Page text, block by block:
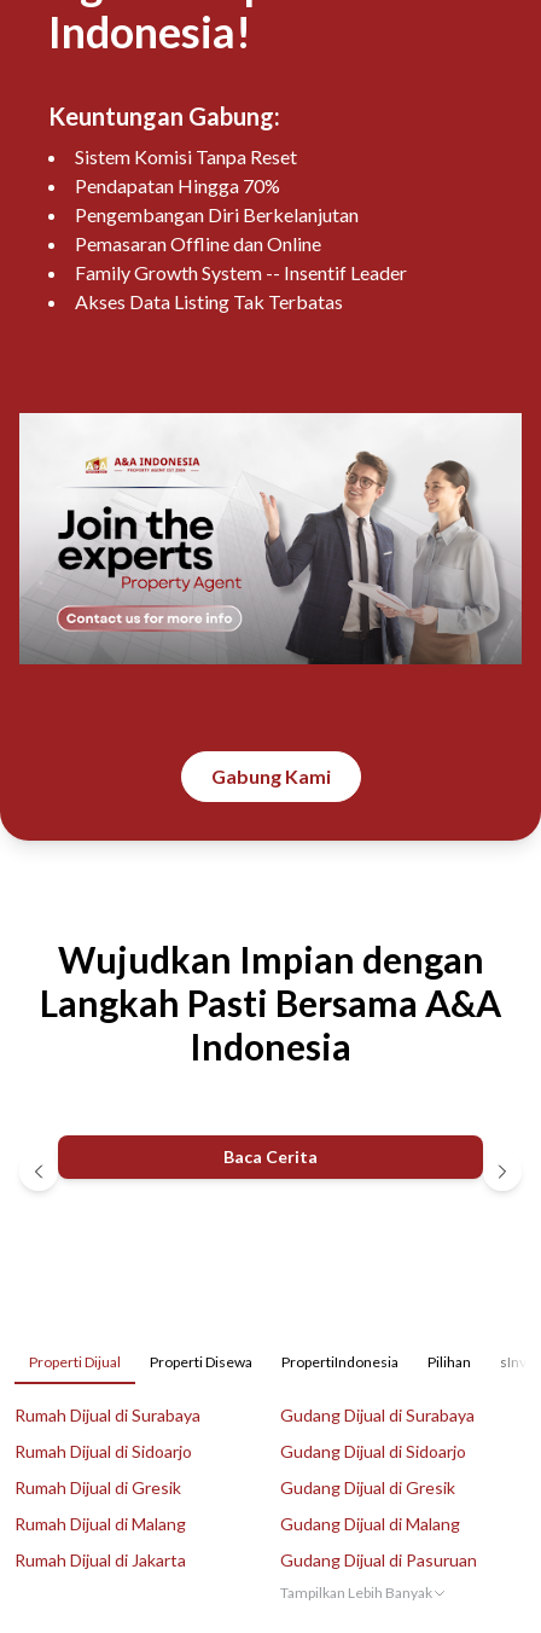
Indonesia!
Keuntungan Gabung:
Sistem Komisi Tanpa Reset
Pendapatan Hingga 70%
Pengembangan Diri Berkelanjutan
Pemasaran Offline dan Online
Family Growth System -- Insentif Leader
Akses Data Listing Tak Terbatas
Gabung Kami
Wujudkan Impian dengan
Langkah Pasti Bersama A&A
Indonesia
Baca Cerita
Properti Dijual Properti Disewa PropertiIndonesia Pilihan
Rumah Dijual di Surabaya
Rumah Dijual di Sidoarjo
Rumah Dijual di Gresik
Rumah Dijual di Malang
Rumah Dijual di Jakarta
Gudang Dijual di Surabaya
Gudang Dijual di Sidoarjo
Gudang Dijual di Gresik
Gudang Dijual di Malang
Gudang Dijual di Pasuruan
Tampilkan Lebih Banyak